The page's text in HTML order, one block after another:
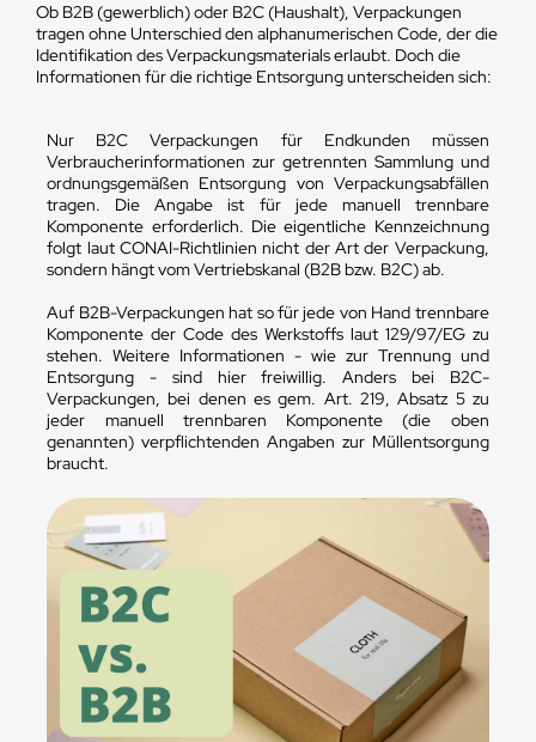
Ob B2B (gewerblich) oder B2C (Haushalt), Verpackungen
tragen ohne Unterschied den alphanumerischen Code, der die
Identifikation des Verpackungsmaterials erlaubt. Doch die
Informationen für die richtige Entsorgung unterscheiden sich:
Nur B2C Verpackungen für Endkunden müssen
Verbraucherinformationen zur getrennten Sammlung und
ordnungsgemäßen Entsorgung von Verpackungsabfällen
tragen. Die Angabe ist für jede manuell trennbare
Komponente erforderlich. Die eigentliche Kennzeichnung
folgt laut CONAI-Richtlinien nicht der Art der Verpackung,
sondern hängt vom Vertriebskanal (B2B bzw. B2C) ab.
Auf B2B-Verpackungen hat so für jede von Hand trennbare
Komponente der Code des Werkstoffs laut 129/97/EG zu
stehen. Weitere Informationen - wie zur Trennung und
Entsorgung - sind hier freiwillig. Anders bei B2C-
Verpackungen, bei denen es gem. Art. 219, Absatz 5 zu
jeder manuell trennbaren Komponente (die oben
genannten) verpflichtenden Angaben zur Müllentsorgung
braucht.